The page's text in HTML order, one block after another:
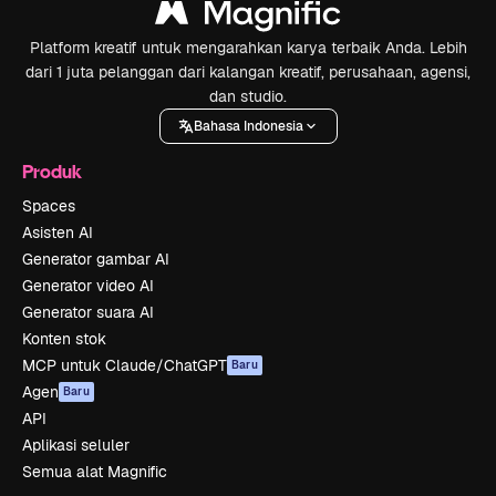
Platform kreatif untuk mengarahkan karya terbaik Anda. Lebih
dari 1 juta pelanggan dari kalangan kreatif, perusahaan, agensi,
dan studio.
Bahasa Indonesia
Produk
Spaces
Asisten AI
Generator gambar AI
Generator video AI
Generator suara AI
Konten stok
MCP untuk Claude/ChatGPT Baru
Agen Baru
API
Aplikasi seluler
Semua alat Magnific